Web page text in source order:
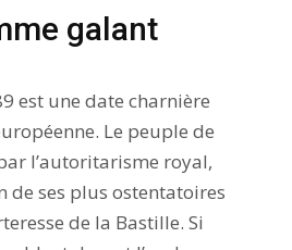
galant
est une date charnière
Le peuple de
l’autoritarisme royal,
de ses plus ostentatoires
de la Bastille. Si